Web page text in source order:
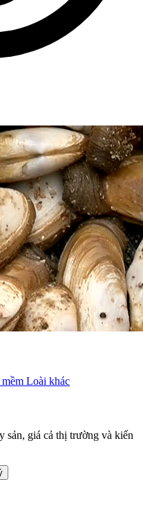
Loài khác
sản, giá cả thị trường và kiến